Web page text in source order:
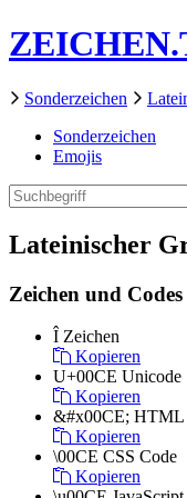
Sonderzeichen
Sonderzeichen
Emojis
Lateinischer
Zeichen und
Î Zeichen
Kopieren
U+00CE Unicode
Kopieren
&#x00CE; HTML
Kopieren
\00CE CSS Code
Kopieren